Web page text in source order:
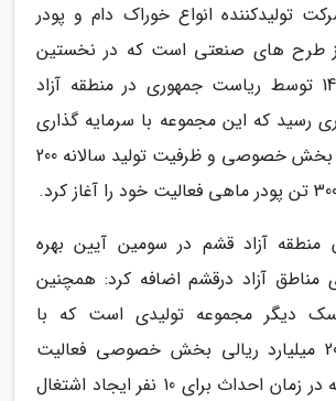
تولیدکننده انواع خوراک دام و پودر
طرح های صنعتی است که در نخستین
پنجشنبه سال 1400 توسط ریاست جمهوری در منطقه آزاد
رسید که این مجموعه با سرمایه گذاری
150 میلیارد ریالی بخش خصوصی و ظرفیت تولید سالانه 200
آزاد قشم در سومین آیین بهره
مناطق آزاد درقشم اضافه کرد: همچنین
دیگر مجموعه تولیدی است که با
سرمایه گذاری 200 میلیارد ریالی بخش خصوصی فعالیت
خود را آغاز کرد که در زمان احداث برای 10 نفر ایجاد اشتغال